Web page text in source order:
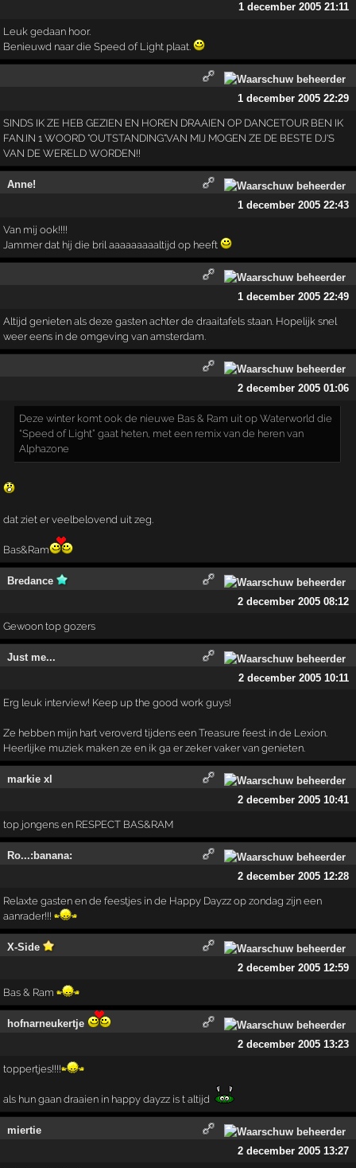
1 december 2005 21:11
Leuk gedaan hoor.
Benieuwd naar die Speed of Light plaat.
1 december 2005 22:29
SINDS IK ZE HEB GEZIEN EN HOREN DRAAIEN OP DANCETOUR BEN IK
FAN.IN 1 WOORD "OUTSTANDING".VAN MIJ MOGEN ZE DE BESTE DJ'S
VAN DE WERELD WORDEN!!
Anne!
1 december 2005 22:43
Van mij ook!!!!
Jammer dat hij die bril aaaaaaaaaltijd op heeft
1 december 2005 22:49
Altijd genieten als deze gasten achter de draaitafels staan. Hopelijk snel
weer eens in de omgeving van amsterdam.
2 december 2005 01:06
Deze winter komt ook de nieuwe Bas & Ram uit op Waterworld die
“Speed of Light” gaat heten, met een remix van de heren van
Alphazone
dat ziet er veelbelovend uit zeg.
Bas&Ram
Bredance
2 december 2005 08:12
Gewoon top gozers
Just me...
2 december 2005 10:11
Erg leuk interview! Keep up the good work guys!
Ze hebben mijn hart veroverd tijdens een Treasure feest in de Lexion.
Heerlijke muziek maken ze en ik ga er zeker vaker van genieten.
markie xl
2 december 2005 10:41
top jongens en RESPECT BAS&RAM
Ro...:banana:
2 december 2005 12:28
Relaxte gasten en de feestjes in de Happy Dayzz op zondag zijn een
aanrader!!!
X-Side
2 december 2005 12:59
Bas & Ram
hofnarneukertje
2 december 2005 13:23
toppertjes!!!!
als hun gaan draaien in happy dayzz is t altijd
miertie
2 december 2005 13:27